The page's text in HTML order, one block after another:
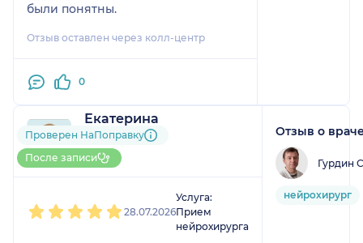
были понятны.
Отзыв оставлен через колл-центр
0
Екатерина
1 отзыв
До 5 записей через
НаПоправку
Проверен НаПоправку
После записи
28.07.2026
Услуга:
Прием
нейрохирурга
Отзыв о
Гурдин
нейрохирург